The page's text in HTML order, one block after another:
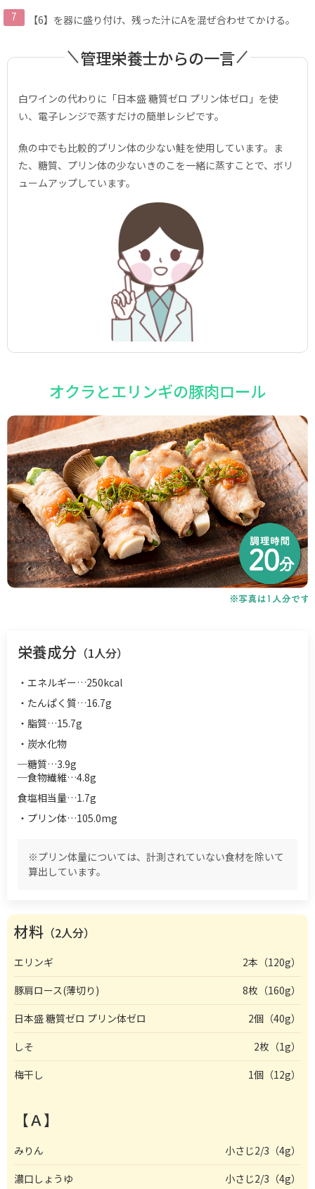
【6】を器に盛り付け、残った汁にAを混ぜ合わせてかける。
管理栄養士からの一言
白ワインの代わりに「日本盛 糖質ゼロ プリン体ゼロ」を使
い、電子レンジで蒸すだけの簡単レシピです。
魚の中でも比較的プリン体の少ない鮭を使用しています。ま
た、糖質、プリン体の少ないきのこを一緒に蒸すことで、ボリ
ュームアップしています。
オクラとエリンギの豚肉ロール
栄養成分 （1人分）
・エネルギー…250kcal
・たんぱく質…16.7g
・脂質…15.7g
・炭水化物
─糖質…3.9g
─食物繊維…4.8g
食塩相当量…1.7g
・プリン体…105.0mg
※プリン体量については、計測されていない食材を除いて
算出しています。
材料 （2人分）
エリンギ
2本（120g）
豚肩ロース(薄切り)
8枚（160g）
日本盛 糖質ゼロ プリン体ゼロ
2個（40g）
しそ
2枚（1g）
梅干し
1個（12g）
【Ａ】
みりん
小さじ2/3（4g）
濃口しょうゆ
小さじ2/3（4g）